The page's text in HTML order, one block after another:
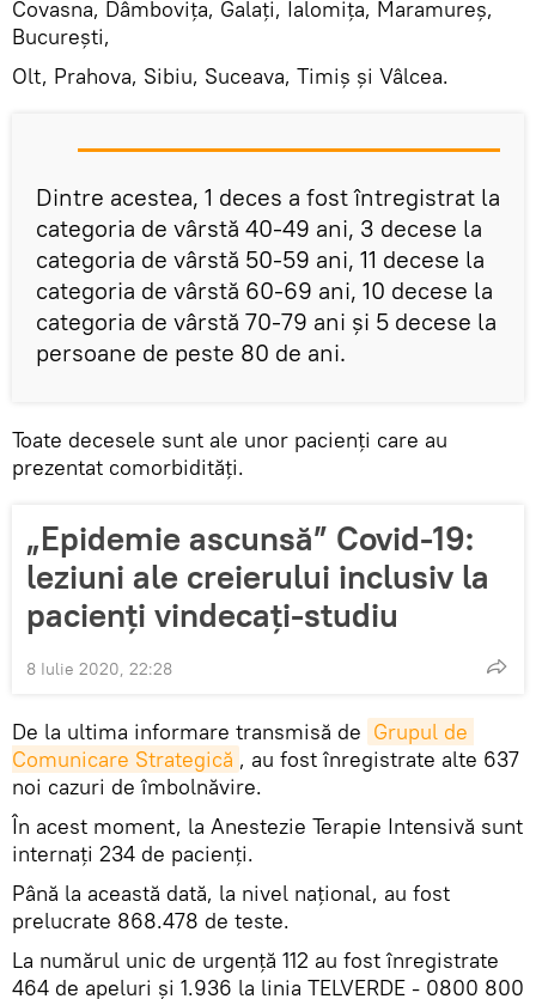
Covasna, Dâmbovița, Galați, Ialomița, Maramureș,
București,
Olt, Prahova, Sibiu, Suceava, Timiș și Vâlcea.
Dintre acestea, 1 deces a fost întregistrat la
categoria de vârstă 40-49 ani, 3 decese la
categoria de vârstă 50-59 ani, 11 decese la
categoria de vârstă 60-69 ani, 10 decese la
categoria de vârstă 70-79 ani și 5 decese la
persoane de peste 80 de ani.
Toate decesele sunt ale unor pacienți care au
prezentat comorbidități.
„Epidemie ascunsă” Covid-19:
leziuni ale creierului inclusiv la
pacienţi vindecaţi-studiu
8 Iulie 2020, 22:28
De la ultima informare transmisă de Grupul de
Comunicare Strategică , au fost înregistrate alte 637
noi cazuri de îmbolnăvire.
În acest moment, la Anestezie Terapie Intensivă sunt
internați 234 de pacienți.
Până la această dată, la nivel național, au fost
prelucrate 868.478 de teste.
La numărul unic de urgență 112 au fost înregistrate
464 de apeluri și 1.936 la linia TELVERDE - 0800 800